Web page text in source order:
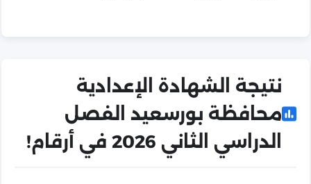
نتيجة الشهادة الإعدادية
محافظة بورسعيد الفصل
الدراسي الثاني 2026 في أرقام!